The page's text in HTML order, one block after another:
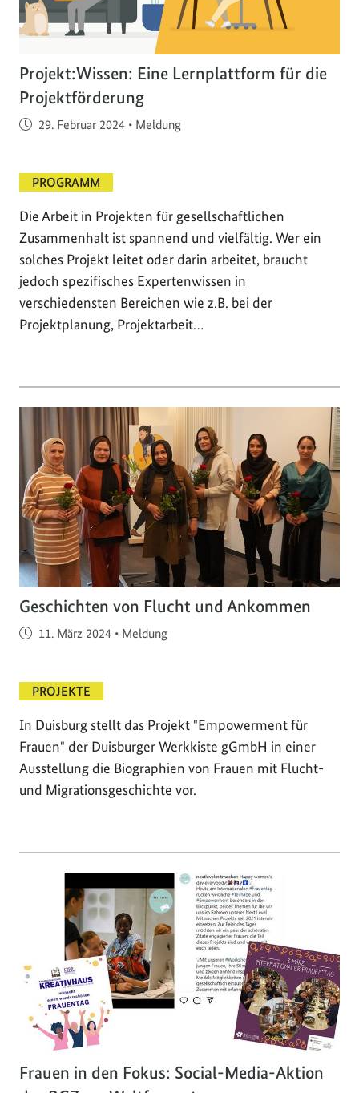
Projekt:Wissen: Eine Lernplattform für die
Projektförderung
Veröffentlicht am
29. Februar 2024 • Meldung
PROGRAMM
Die Arbeit in Projekten für gesellschaftlichen
Zusammenhalt ist spannend und vielfältig. Wer ein
solches Projekt leitet oder darin arbeitet, braucht
jedoch spezifisches Expertenwissen in
verschiedensten Bereichen wie z.B. bei der
Projektplanung, Projektarbeit…
Geschichten von Flucht und Ankommen
Veröffentlicht am
11. März 2024 • Meldung
PROJEKTE
In Duisburg stellt das Projekt "Empowerment für
Frauen" der Duisburger Werkkiste gGmbH in einer
Ausstellung die Biographien von Frauen mit Flucht-
und Migrationsgeschichte vor.
Frauen in den Fokus: Social-Media-Aktion